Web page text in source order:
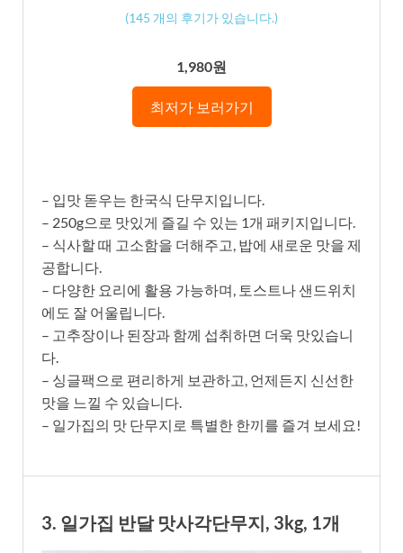
(145 개의 후기가 있습니다.)
1,980원
최저가 보러가기
– 입맛 돋우는 한국식 단무지입니다.
– 250g으로 맛있게 즐길 수 있는 1개 패키지입니다.
– 식사할 때 고소함을 더해주고, 밥에 새로운 맛을 제
공합니다.
– 다양한 요리에 활용 가능하며, 토스트나 샌드위치
에도 잘 어울립니다.
– 고추장이나 된장과 함께 섭취하면 더욱 맛있습니
다.
– 싱글팩으로 편리하게 보관하고, 언제든지 신선한
맛을 느낄 수 있습니다.
– 일가집의 맛 단무지로 특별한 한끼를 즐겨 보세요!
3. 일가집 반달 맛사각단무지, 3kg, 1개